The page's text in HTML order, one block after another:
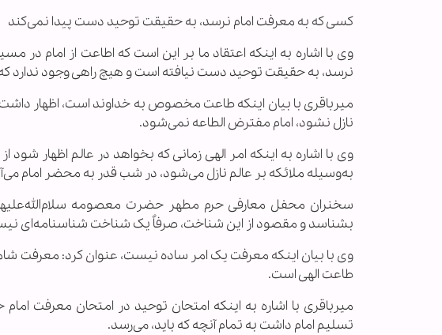
کسی که به معرفت امام نرسد، به حقیقت توحید دست پیدا نمی‌کند
وی با اشاره به اینکه اعتقاد ما بر این است که اطاعت از امام در
نرسد، به حقیقت توحید دست نیافته است و هیچ راهی وجود ندارد
میرباقری با بیان اینکه طاعت مخصوص به خداوند است، اظهار
نازل نشود، امام مفترض الطاعه نمی‌شود.
وی با اشاره به اینکه امر الهی زمانی که بخواهد در عالم اظهار
به‌وسیله ملائکه بر عالم نازل می‌شود، در شب قدر به محضر امام
سخنران محفل معارفی حرم مطهر حضرت معصومه سلام‌الله‌علیها
بشناسد و مقصود از این شناخت، صرفاٌ یک شناخت شناسنامه‌ای
وی با بیان اینکه معرفت یک امر ساده نیست، عنوان کرد:
طاعت الهی است.
میرباقری با اشاره به اینکه امتحان توحید در امتحان معرفت
تسلیم امام داشت به تمام آنچه که باید، می‌رسد.